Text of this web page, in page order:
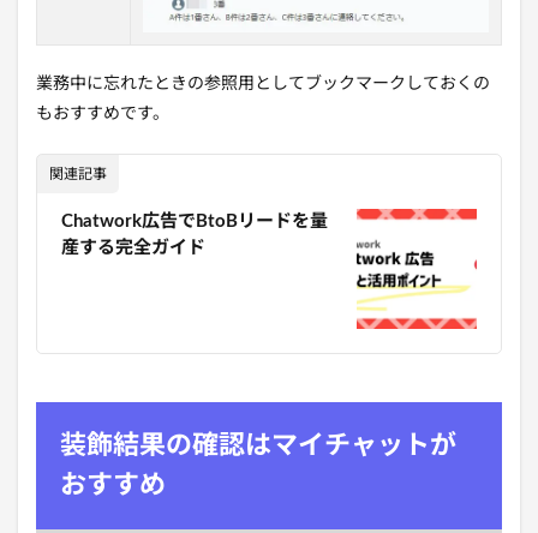
業務中に忘れたときの参照用としてブックマークしておくの
もおすすめです。
関連記事
Chatwork広告でBtoBリードを量
産する完全ガイド
装飾結果の確認はマイチャットが
おすすめ